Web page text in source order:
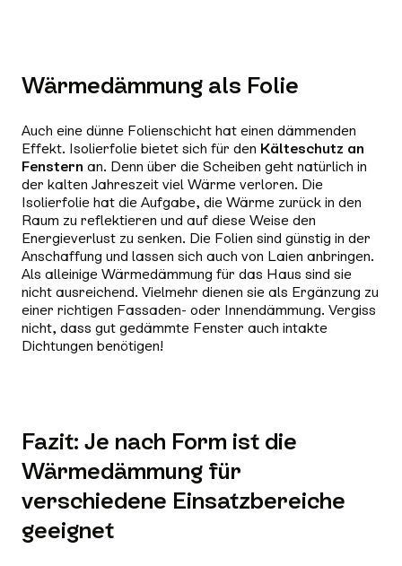
Wärmedämmung als Folie
Auch eine dünne Folienschicht hat einen dämmenden
Effekt. Isolierfolie bietet sich für den Kälteschutz an
Fenstern an. Denn über die Scheiben geht natürlich in
der kalten Jahreszeit viel Wärme verloren. Die
Isolierfolie hat die Aufgabe, die Wärme zurück in den
Raum zu reflektieren und auf diese Weise den
Energieverlust zu senken. Die Folien sind günstig in der
Anschaffung und lassen sich auch von Laien anbringen.
Als alleinige Wärmedämmung für das Haus sind sie
nicht ausreichend. Vielmehr dienen sie als Ergänzung zu
einer richtigen Fassaden- oder Innendämmung. Vergiss
nicht, dass gut gedämmte Fenster auch intakte
Dichtungen benötigen!
Fazit: Je nach Form ist die
Wärmedämmung für
verschiedene Einsatzbereiche
geeignet